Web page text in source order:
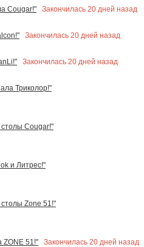
Cougar!" Закончилась 20 дней назад
Закончилась 20 дней назад
Закончилась 20 дней назад
Триколор!"
Cougar!"
и Литрес!"
Zone 51!"
ZONE 51!"
Закончилась 20 дней назад